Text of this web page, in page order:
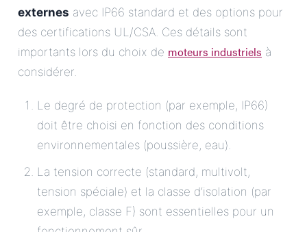
externes avec IP66 standard et des options pour
des certifications UL/CSA. Ces détails sont
importants lors du choix de moteurs industriels à
considérer.
Le degré de protection (par exemple, IP66)
doit être choisi en fonction des conditions
environnementales (poussière, eau).
La tension correcte (standard, multivolt,
tension spéciale) et la classe d’isolation (par
exemple, classe F) sont essentielles pour un